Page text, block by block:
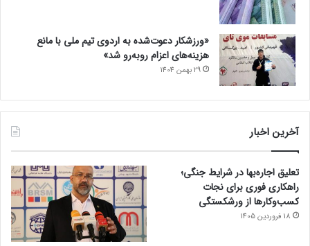
«ورزشکار دعوت‌شده به اردوی تیم ملی با مانع
هزینه‌های اعزام روبه‌رو شد»
29 بهمن 1404
آخرین اخبار
تعلیق اجاره‌بها در شرایط جنگی؛
راهکاری فوری برای نجات
کسب‌وکارها از ورشکستگی
18 فروردین 1405